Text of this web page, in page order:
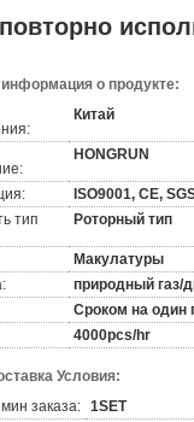
о продукте:
Китай
HONGRUN
ISO9001, CE,
тип
Роторный тип
Макулатуры
природный газ/
Сроком на один
4000pcs/hr
Условия:
заказа: 1SET